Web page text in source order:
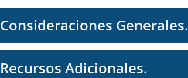
Consideraciones Generales.
Recursos Adicionales.